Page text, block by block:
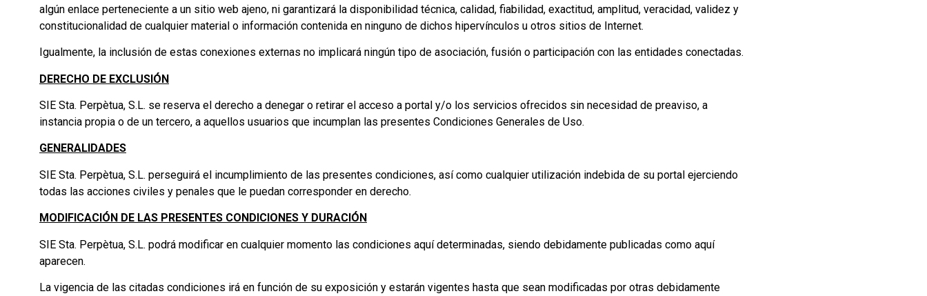
algún enlace perteneciente a un sitio web ajeno, ni garantizará la disponibilidad técnica, calidad, fiabilidad, exactitud, amplitud, veracidad, validez y
constitucionalidad de cualquier material o información contenida en ninguno de dichos hipervínculos u otros sitios de Internet.
Igualmente, la inclusión de estas conexiones externas no implicará ningún tipo de asociación, fusión o participación con las entidades conectadas.
DERECHO DE EXCLUSIÓN
SIE Sta. Perpètua, S.L. se reserva el derecho a denegar o retirar el acceso a portal y/o los servicios ofrecidos sin necesidad de preaviso, a
instancia propia o de un tercero, a aquellos usuarios que incumplan las presentes Condiciones Generales de Uso.
GENERALIDADES
SIE Sta. Perpètua, S.L. perseguirá el incumplimiento de las presentes condiciones, así como cualquier utilización indebida de su portal ejerciendo
todas las acciones civiles y penales que le puedan corresponder en derecho.
MODIFICACIÓN DE LAS PRESENTES CONDICIONES Y DURACIÓN
SIE Sta. Perpètua, S.L. podrá modificar en cualquier momento las condiciones aquí determinadas, siendo debidamente publicadas como aquí
aparecen.
La vigencia de las citadas condiciones irá en función de su exposición y estarán vigentes hasta que sean modificadas por otras debidamente